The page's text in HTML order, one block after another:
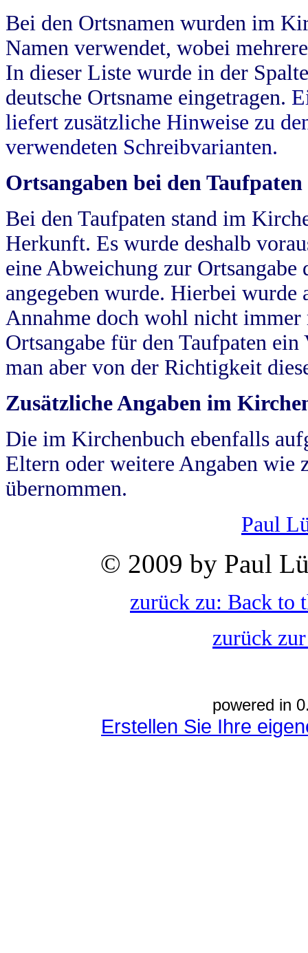
Bei den Ortsnamen wurden im
Namen verwendet, wobei
In dieser Liste wurde in der
deutsche Ortsname eingetragen.
liefert zusätzliche Hinweise zu
verwendeten Schreibvarianten.
Ortsangaben bei den Taufpaten
Bei den Taufpaten stand im
Herkunft. Es wurde deshalb
eine Abweichung zur
angegeben wurde. Hierbei wurde
Annahme doch wohl nicht
Ortsangabe für den Taufpaten
man aber von der Richtigkeit
Zusätzliche Angaben im
Die im Kirchenbuch ebenfalls
Eltern oder weitere Angaben wie
übernommen.
Paul
© 2009 by Paul
zurück zu: Back to
zurück
powered in
Erstellen Sie Ihre